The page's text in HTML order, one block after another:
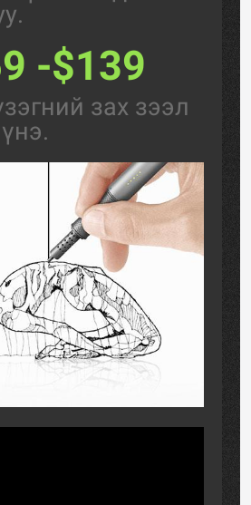
-$139
зах зээл